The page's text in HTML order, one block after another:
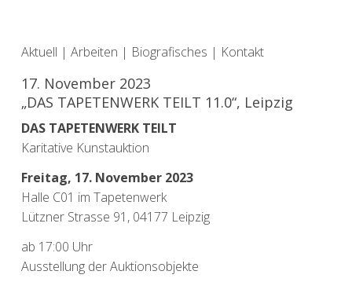
Aktuell | Arbeiten | Biografisches | Kontakt
17. November 2023
„DAS TAPETENWERK TEILT 11.0​“, Leipzig
DAS TAPETENWERK TEILT
Karitative Kunstauktion
Freitag, 17. November 2023
Halle C01 im Tapetenwerk
Lützner Strasse 91, 04177 Leipzig
ab 17:00 Uhr
Ausstellung der Auktionsobjekte